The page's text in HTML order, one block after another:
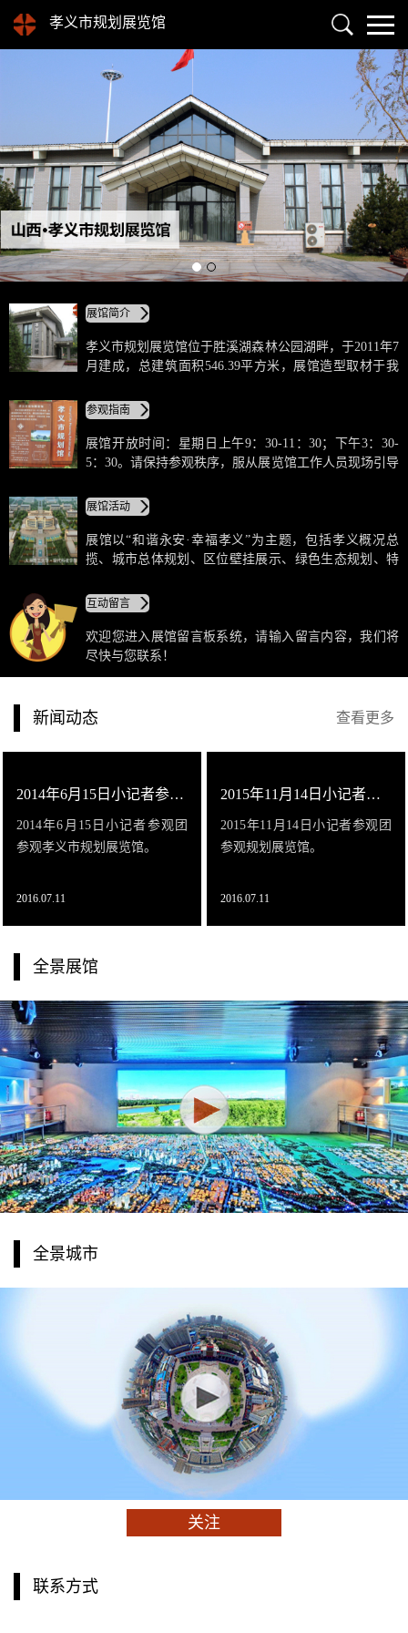
孝义市规划展览馆
展馆简介
孝义市规划展览馆位于胜溪湖森林公园湖畔，于2011年7
月建成，总建筑面积546.39平方米，展馆造型取材于我
等多功能于一体，展示“中国百强、幸福孝义”城市形象
和发展成就的重要窗口。
参观指南
展馆开放时间：星期日上午9：30-11：30；下午3：30-
5：30。请保持参观秩序，服从展览馆工作人员现场引导
璃及用力踩踏玻璃地面，违反规定造成损失和伤害的，
违者承担全部法律责任。遇到紧急突发情况，参观者应
听从馆内工作人员指挥，迅速有序退场。
展馆活动
展馆以“和谐永安·幸福孝义”为主题，包括孝义概况总
揽、城市总体规划、区位壁挂展示、绿色生态规划、特
义印象、总体规划等十一板块，集中展示了孝义市的“昨
天、今天、明天”，让游客多角度了解生态宜居、转型发
展、百强孝义的魅力。
互动留言
欢迎您进入展馆留言板系统，请输入留言内容，我们将
尽快与您联系！
查看更多
新闻动态
2014年6月15日小记者参观团
2014年6月15日小记者参观团
参观孝义市规划展览馆。
2016.07.11
2015年11月14日小记者参观团
2015年11月14日小记者参观团
参观规划展览馆。
2016.07.11
全景展馆
全景城市
关注
联系方式